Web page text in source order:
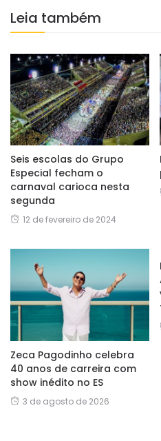
Leia também
Seis escolas do Grupo
Especial fecham o
carnaval carioca nesta
segunda
12 de fevereiro de 2024
Zeca Pagodinho celebra
40 anos de carreira com
show inédito no ES
3 de agosto de 2026